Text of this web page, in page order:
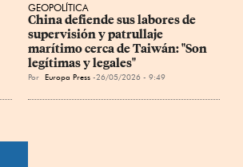
GEOPOLÍTICA
China defiende sus labores de
supervisión y patrullaje
marítimo cerca de Taiwán: "Son
legítimas y legales"
Por Europa Press 26/05/2026 - 9:49